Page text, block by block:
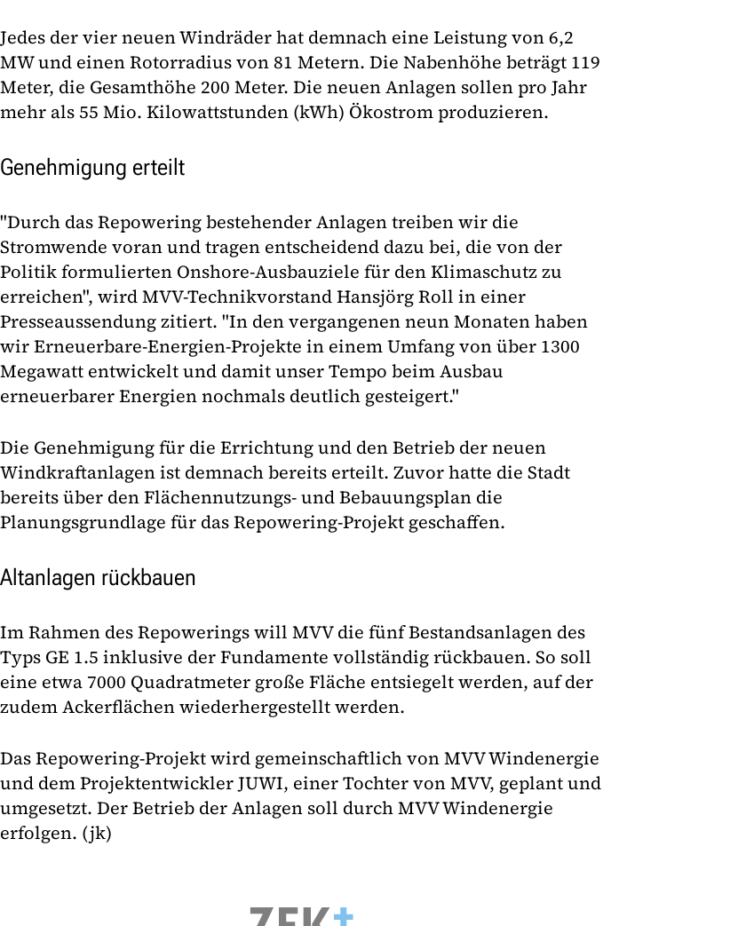
Jedes der vier neuen Windräder hat demnach eine Leistung von 6,2
MW und einen Rotorradius von 81 Metern. Die Nabenhöhe beträgt 119
Meter, die Gesamthöhe 200 Meter. Die neuen Anlagen sollen pro Jahr
mehr als 55 Mio. Kilowattstunden (kWh) Ökostrom produzieren.
Genehmigung erteilt
"Durch das Repowering bestehender Anlagen treiben wir die
Stromwende voran und tragen entscheidend dazu bei, die von der
Politik formulierten Onshore-Ausbauziele für den Klimaschutz zu
erreichen", wird MVV-Technikvorstand Hansjörg Roll in einer
Presseaussendung zitiert. "In den vergangenen neun Monaten haben
wir Erneuerbare-Energien-Projekte in einem Umfang von über 1300
Megawatt entwickelt und damit unser Tempo beim Ausbau
erneuerbarer Energien nochmals deutlich gesteigert."
Die Genehmigung für die Errichtung und den Betrieb der neuen
Windkraftanlagen ist demnach bereits erteilt. Zuvor hatte die Stadt
bereits über den Flächennutzungs- und Bebauungsplan die
Planungsgrundlage für das Repowering-Projekt geschaffen.
Altanlagen rückbauen
Im Rahmen des Repowerings will MVV die fünf Bestandsanlagen des
Typs GE 1.5 inklusive der Fundamente vollständig rückbauen. So soll
eine etwa 7000 Quadratmeter große Fläche entsiegelt werden, auf der
zudem Ackerflächen wiederhergestellt werden.
Das Repowering-Projekt wird gemeinschaftlich von MVV Windenergie
und dem Projektentwickler JUWI, einer Tochter von MVV, geplant und
umgesetzt. Der Betrieb der Anlagen soll durch MVV Windenergie
erfolgen. (jk)